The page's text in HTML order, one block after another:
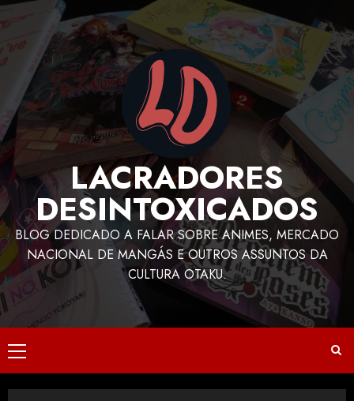
LACRADORES
DESINTOXICADOS
BLOG DEDICADO A FALAR SOBRE ANIMES, MERCADO
NACIONAL DE MANGÁS E OUTROS ASSUNTOS DA
CULTURA OTAKU.